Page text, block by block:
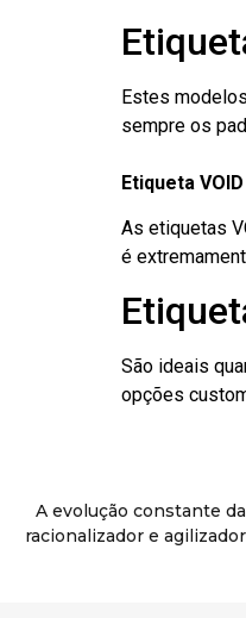
Estes
sempre os
Etiqueta
As etiquetas
é
São ideais
opções
A evolução constante
racionalizador e